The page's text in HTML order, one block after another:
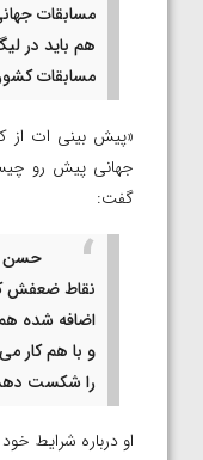
مسابقات
هم باید در
مسابقات
«پیش بینی ات از
جهانی پیش رو
گفت:
حسن
نقاط ضعفش
اضافه شده
و با هم کار می
را شکست
او درباره شرایط